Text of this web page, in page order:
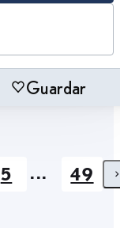
Guardar
5 ... 49